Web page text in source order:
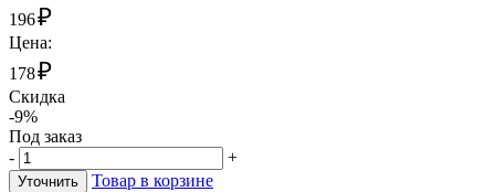
196₽
Цена:
178₽
Скидка
-9%
Под заказ
-
+
Уточнить
Товар в корзине